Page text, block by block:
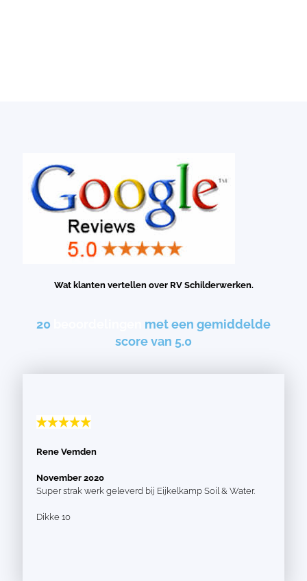
Wat klanten vertellen over RV Schilderwerken.
20
met een gemiddelde
score van 5.0
Rene Vemden
November 2020
Super strak werk geleverd bij Eijkelkamp Soil & Water.
Dikke 10